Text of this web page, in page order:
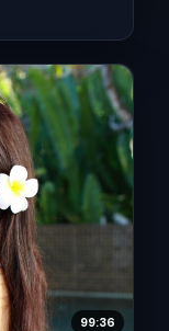
99:36